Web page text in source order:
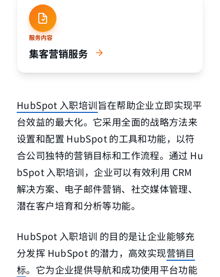
服务内容
集客营销服务
HubSpot 入职培训旨在帮助企业立即实现平
台效益的最大化。它采用全面的战略方法来
设置和配置 HubSpot 的工具和功能，以符
合公司独特的营销目标和工作流程。通过 Hu
bSpot 入职培训，企业可以有效利用 CRM
解决方案、电子邮件营销、社交媒体管理、
潜在客户培育和分析等功能。
HubSpot 入职培训 的目的是让企业能够充
分发挥 HubSpot 的潜力，高效实现营销目
标。它为企业提供导航和成功使用平台功能